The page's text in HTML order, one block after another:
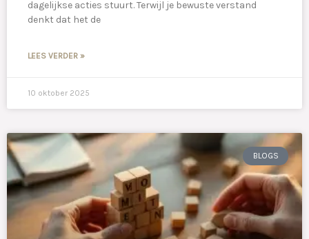
dagelijkse acties stuurt. Terwijl je bewuste verstand
denkt dat het de
LEES VERDER »
10 oktober 2025
BLOGS